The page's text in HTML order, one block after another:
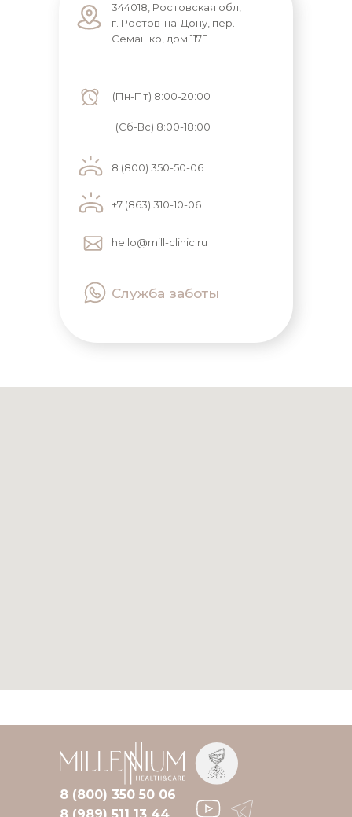
344018, Ростовская обл,
г. Ростов-на-Дону, пер.
Семашко, дом 117Г
(Пн-Пт) 8:00-20:00
(Сб-Вс) 8:00-18:00
8 (800) 350-50-06
+7 (863) 310-10-06
hello@mill-clinic.ru
Служба заботы
8 (800) 350 50 06